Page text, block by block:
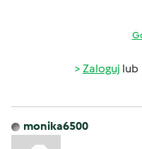
Zaloguj lub
monika6500